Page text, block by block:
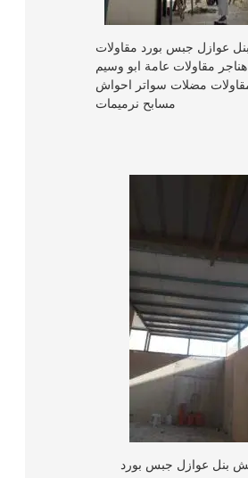
عوازل جبس بورد مقاولات
مقاولات عامة ابو وسيم
مضلات سواتر احواش
مسابح نرميمات
بنل عوازل جبس بورد